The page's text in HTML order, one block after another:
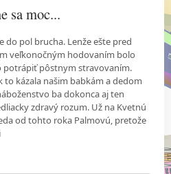
sa moc...
do pol brucha. Lenže ešte pred
veľkonočným hodovaním bolo
potrápiť pôstnym stravovaním.
to kázala našim babkám a dedom
ba dokonca aj ten
zdravý rozum. Už na Kvetnú
od tohto roka Palmovú, pretože